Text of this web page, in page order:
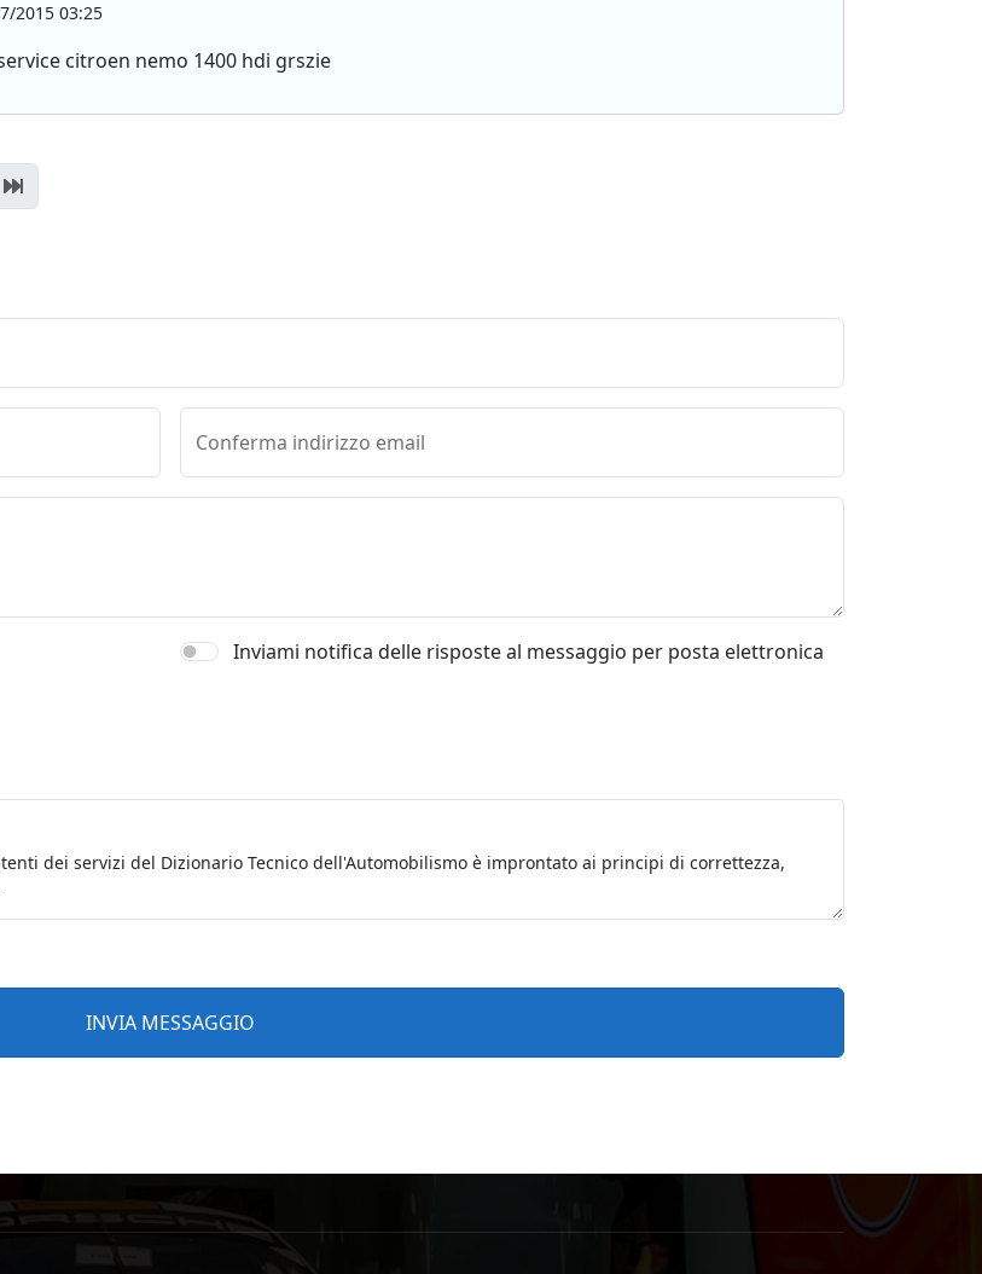
2015 03:25
citroen nemo 1400 hdi grszie
Conferma indirizzo email
Inviami notifica delle risposte al messaggio per posta elettronica